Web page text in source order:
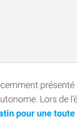
Lors de
pour une